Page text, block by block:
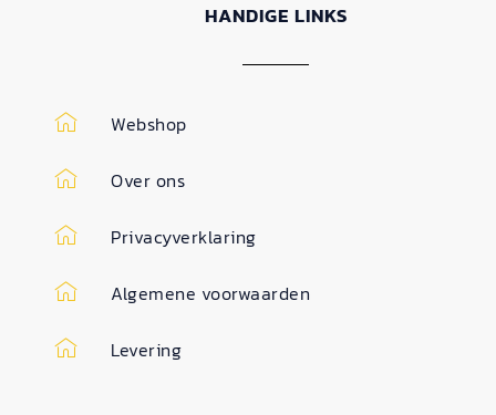
HANDIGE LINKS
Webshop
Over ons
Privacyverklaring
Algemene voorwaarden
Levering